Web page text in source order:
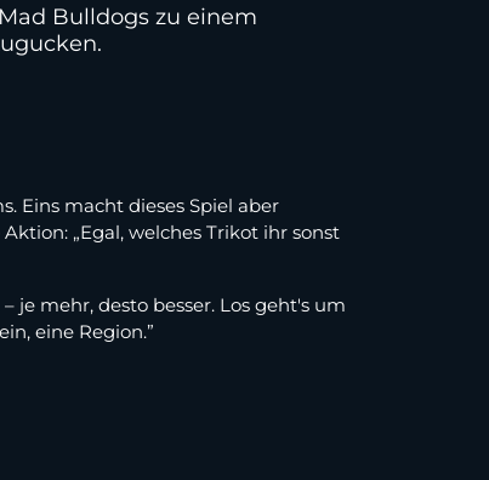
Bulldogs zu einem
Eins macht dieses Spiel aber
„Egal, welches Trikot ihr sonst
mehr, desto besser. Los geht's um
eine Region.”